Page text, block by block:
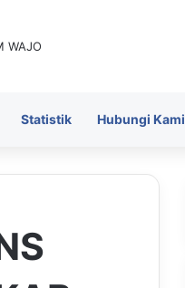
Statistik Hubungi Kami